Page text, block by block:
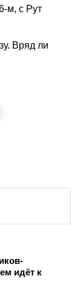
м, с Рут
Вряд ли
идёт к